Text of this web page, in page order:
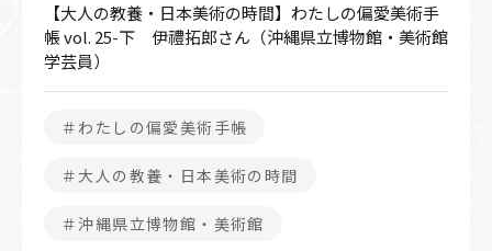
【大人の教養・日本美術の時間】わたしの偏愛美術手
帳 vol. 25-下 伊禮拓郎さん（沖縄県立博物館・美術館
学芸員）
＃わたしの偏愛美術手帳
＃大人の教養・日本美術の時間
＃沖縄県立博物館・美術館